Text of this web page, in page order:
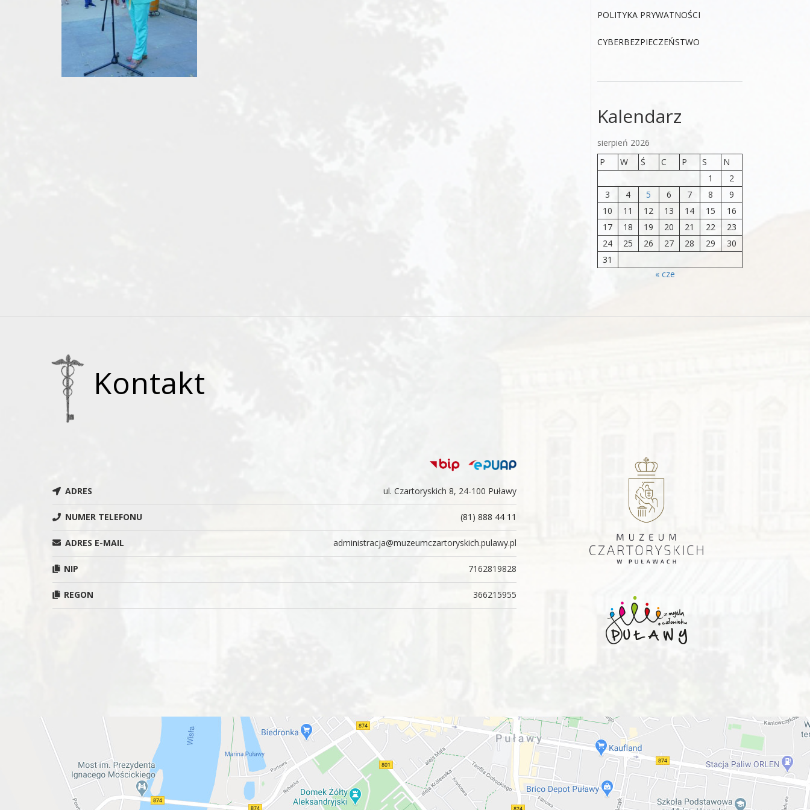
POLITYKA PRYWATNOŚCI
CYBERBEZPIECZEŃSTWO
Kalendarz
sierpień 2026
P
W Ś C P S
N
1
2
3
4 5 6 7 8
9
10
11 12 13 14 15
16
17
18 19 20 21 22
23
24
25 26 27 28 29
30
31
« cze
Kontakt
ADRES ul. Czartoryskich 8, 24-100 Puławy
NUMER TELEFONU (81) 888 44 11
ADRES E-MAIL administracja@muzeumczartoryskich.pulawy.pl
NIP 7162819828
REGON 366215955